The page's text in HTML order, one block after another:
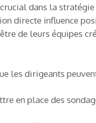
dans la
directe influence
de leurs équipes
les dirigeants
en place des